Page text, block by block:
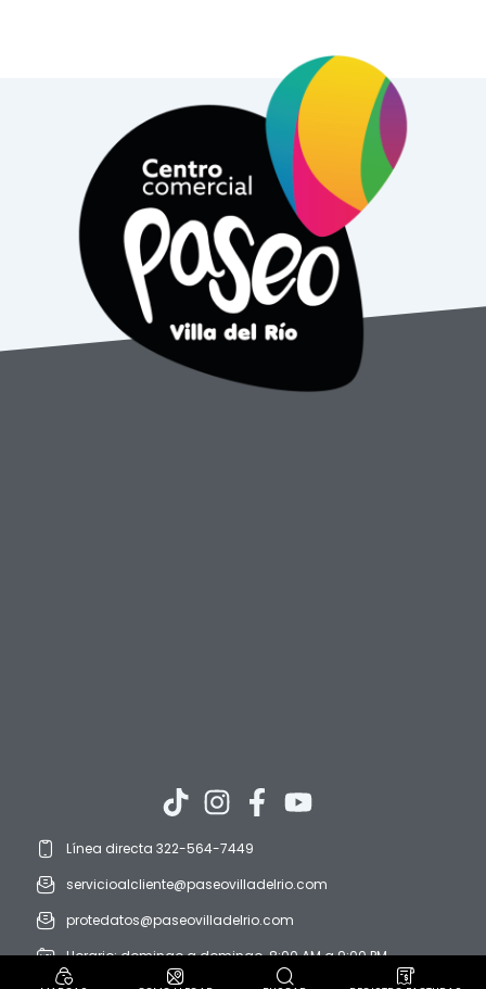
Línea directa 322-564-7449
servicioalcliente@paseovilladelrio.com
protedatos@paseovilladelrio.com
Horario: domingo a domingo. 8:00 AM a 9:00 PM